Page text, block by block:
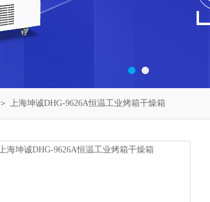
＞ 上海坤诚DHG-9626A恒温工业烤箱干燥箱